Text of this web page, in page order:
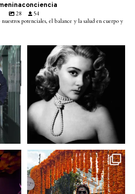
28
54
potenciales, el balance y la salud en cuerpo y
...
Descanse en paz la gran
diva del cine mexicano
2 0
el...
No te pierdas la exhibición
de @menchaca.studio...
2 0